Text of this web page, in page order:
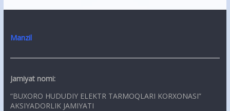
Manzil
Jamiyat nomi:
“BUXORO HUDUDIY ELEKTR TARMOQLARI KORXONASI”
AKSIYADORLIK JAMIYATI